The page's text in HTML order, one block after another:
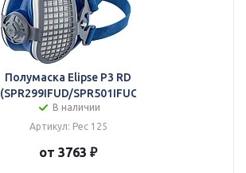
Полумаска Elipse P3 RD
(SPR299IFUD/SPR501IFUC)
В наличии
Артикул: Рес 125
от 3763 ₽